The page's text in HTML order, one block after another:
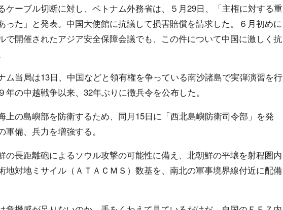
ケーブル切断に対し、ベトナム外務省は、５月29日、「主権に対する重
った」と発表。中国大使館に抗議して損害賠償を請求した。６月初めに
で開催されたアジア安全保障会議でも、この件について中国に激しく抗
ム当局は13日、中国などと領有権を争っている南沙諸島で実弾演習を行
年の中越戦争以来、32年ぶりに徴兵令を公布した。
上の島嶼部を防衛するため、同月15日に「西北島嶼防衛司令部」を発
軍備、兵力を増強する。
の長距離砲によるソウル攻撃の可能性に備え、北朝鮮の平壌を射程圏内
地対地ミサイル（ＡＴＡＣＭＳ）数基を、南北の軍事境界線付近に配備